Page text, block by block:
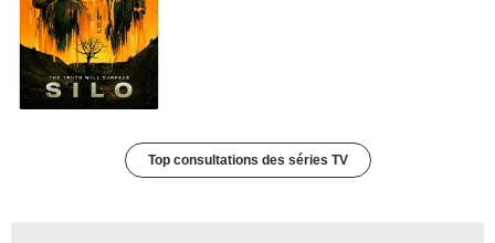
Top consultations des séries TV